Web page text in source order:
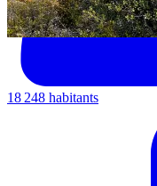
18 248 habitants